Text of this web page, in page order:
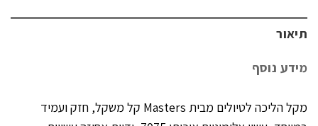
תיאור
מידע נוסף
מקל הליכה לטיולים מבית Masters קל משקל, חזק ועמיד